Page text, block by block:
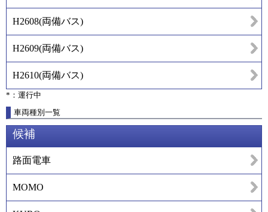
H2608(両備バス)
H2609(両備バス)
H2610(両備バス)
*：運行中
車両種別一覧
候補
路面電車
MOMO